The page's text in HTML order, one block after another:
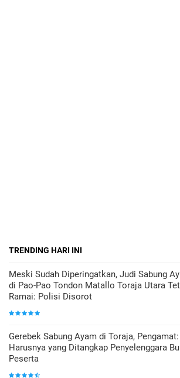
TRENDING HARI INI
Meski Sudah Diperingatkan, Judi Sabung
di Pao-Pao Tondon Matallo Toraja Utara
Ramai: Polisi Disorot
Gerebek Sabung Ayam di Toraja, Pengamat:
Harusnya yang Ditangkap Penyelenggara
Peserta